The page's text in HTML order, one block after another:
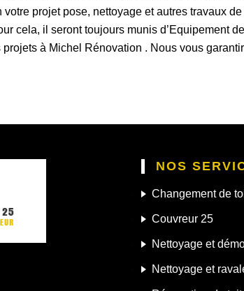
votre projet pose, nettoyage et autres travaux
cela, il seront toujours munis d’Equipement
projets à Michel Rénovation . Nous vous
NOS
Changement de
Couvreur 25
Nettoyage et
Nettoyage et